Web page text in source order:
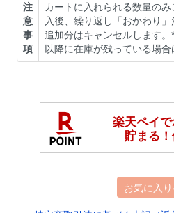
注
意
事
項
カートに入れられる数量の
入後、繰り返し「おかわり」
追加分はキャンセルします
以降に在庫が残っている場合
お気に入